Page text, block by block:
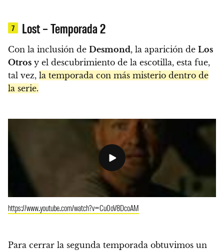
7 Lost – Temporada 2
Con la inclusión de Desmond, la aparición de Los
Otros y el descubrimiento de la escotilla, esta fue,
tal vez, la temporada con más misterio dentro de
la serie.
https://www.youtube.com/watch?v=Cu0oV8DcoAM
Para cerrar la segunda temporada obtuvimos un